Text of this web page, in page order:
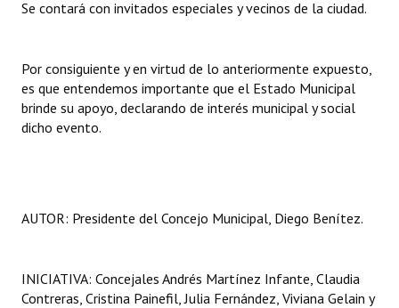
Se contará con invitados especiales y vecinos de la ciudad.
Por consiguiente y en virtud de lo anteriormente expuesto,
es que entendemos importante que el Estado Municipal
brinde su apoyo, declarando de interés municipal y social
dicho evento.
AUTOR: Presidente del Concejo Municipal, Diego Benítez.
INICIATIVA: Concejales Andrés Martínez Infante, Claudia
Contreras, Cristina Painefil, Julia Fernández, Viviana Gelain y